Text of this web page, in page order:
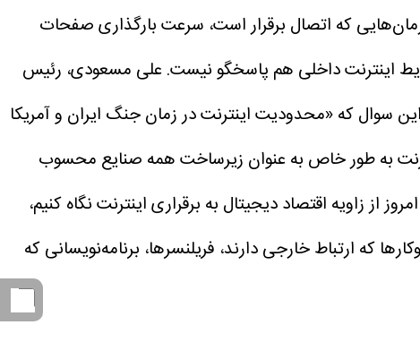
که اتصال برقرار است، سرعت بارگذاری صفحات
اینترنت داخلی هم پاسخگو نیست. علی مسعودی، رئیس
سوال که «محدودیت اینترنت در زمان جنگ ایران و آمریکا
به طور خاص به عنوان زیرساخت همه صنایع محسوب
زاویه اقتصاد دیجیتال به برقراری اینترنت نگاه کنیم،
ارتباط خارجی دارند، فریلنسرها، برنامه‌نویسانی که